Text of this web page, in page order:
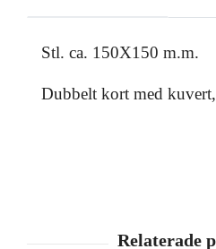
Stl. ca. 150X150 m.m.
Dubbelt kort med